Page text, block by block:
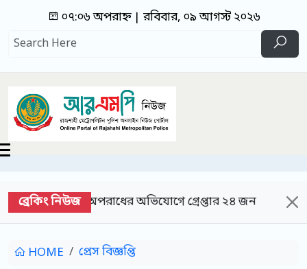
০৭:০৬ অপরাহ্ন | রবিবার, ০৯ আগস্ট ২০২৬
ব্রেকিং নিউজ
অপরাধের অভিযোগে গ্রেপ্তার ২৪ জন আরএমপির
HOME প্রেস বিজ্ঞপ্তি